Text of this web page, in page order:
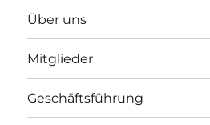
Über uns
Mitglieder
Geschäftsführung